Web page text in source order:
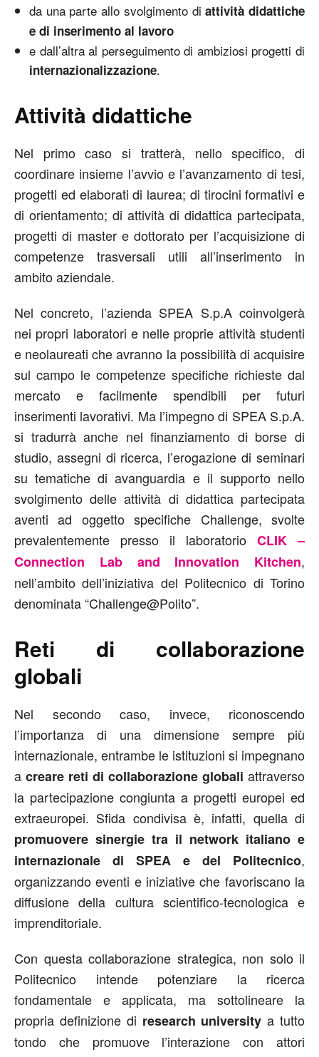
da una parte allo svolgimento diattività didattiche
e di inserimento al lavoro
e dall’altra al perseguimento di ambiziosi progetti di
internazionalizzazione.
Attività didattiche
Nel primo caso si tratterà, nello specifico, di
coordinare insieme l’avvio e l’avanzamento di tesi,
progetti ed elaborati di laurea; di tirocini formativi e
di orientamento; di attività di didattica partecipata,
progetti di master e dottorato per l’acquisizione di
competenze trasversali utili all’inserimento in
ambito aziendale.
Nel concreto, l’azienda SPEA S.p.A coinvolgerà
nei propri laboratori e nelle proprie attività studenti
e neolaureati che avranno la possibilità di acquisire
sul campo le competenze specifiche richieste dal
mercato e facilmente spendibili per futuri
inserimenti lavorativi. Ma l’impegno di SPEA S.p.A.
si tradurrà anche nel finanziamento di borse di
studio, assegni di ricerca, l’erogazione di seminari
su tematiche di avanguardia e il supporto nello
svolgimento delle attività di didattica partecipata
aventi ad oggetto specifiche Challenge, svolte
prevalentemente presso il laboratorio CLIK –
Connection Lab and Innovation Kitchen,
nell’ambito dell’iniziativa del Politecnico di Torino
denominata “Challenge@Polito”.
Reti di collaborazione
globali
Nel secondo caso, invece, riconoscendo
l’importanza di una dimensione sempre più
internazionale, entrambe le istituzioni si impegnano
a creare reti di collaborazione globali attraverso
la partecipazione congiunta a progetti europei ed
extraeuropei. Sfida condivisa è, infatti, quella di
promuovere sinergie tra il network italiano e
internazionale di SPEA e del Politecnico,
organizzando eventi e iniziative che favoriscano la
diffusione della cultura scientifico-tecnologica e
imprenditoriale.
Con questa collaborazione strategica, non solo il
Politecnico intende potenziare la ricerca
fondamentale e applicata, ma sottolineare la
propria definizione di research university a tutto
tondo che promuove l’interazione con attori